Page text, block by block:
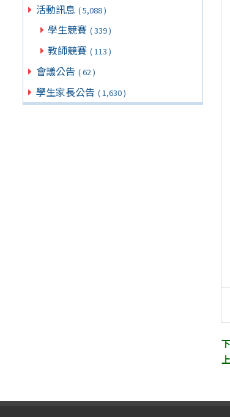
活動訊息 ( 5,088 )
學生競賽 ( 339 )
教師競賽 ( 113 )
會議公告 ( 62 )
學生家長公告 ( 1,630 )